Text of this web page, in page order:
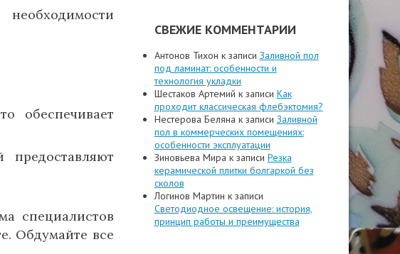
обеспечивает
специалистов
Обдумайте все
СВЕЖИЕ КОММЕНТАРИИ
Антонов Тихон к записи Заливной пол
под ламинат: особенности и
технология укладки
Шестаков Артемий к записи Как
проходит классическая флебэктомия?
Нестерова Беляна к записи Заливной
пол в коммерческих помещениях:
особенности эксплуатации
Зиновьева Мира к записи Резка
керамической плитки болгаркой без
сколов
Логинов Мартин к записи
Светодиодное освещение: история,
принцип работы и преимущества